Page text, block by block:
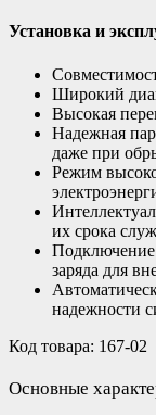
Установка и
Широкий
Высокая
Надежная
даже при
Режим
их срока
Подключение
заряда для
надежности
Код товара: 167-02
Основные